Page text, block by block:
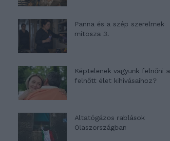
Panna és a szép szerelmek
mítosza 3.
Képtelenek vagyunk felnőni a
felnőtt élet kihívásaihoz?
Altatógázos rablások
Olaszországban